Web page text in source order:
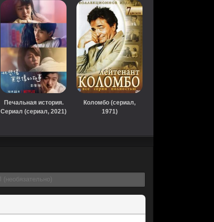
Печальная история.
Сериал (сериал, 2021)
Коломбо (сериал,
1971)